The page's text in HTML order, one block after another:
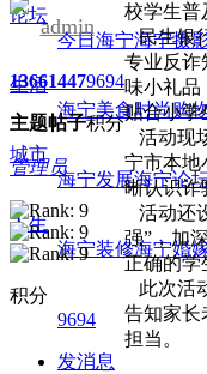
论坛
今日海宁海宁摄
生活
海宁美食时尚购
城市
海宁发展海宁论
人生
海宁装修海宁婚
admin
1366
主题
1447
帖子
9694
积分
管理员
积分
9694
发消息
校学生普
民生银行
专业反诈
味小礼品
贴合小学
活动现
宁市本地
晰认识诈
活动还
强”，加
正确的学
此次活
告知家长
担当。